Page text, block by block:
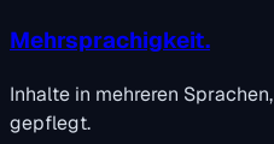
Mehrsprachigkeit.
Inhalte in mehreren
gepflegt.